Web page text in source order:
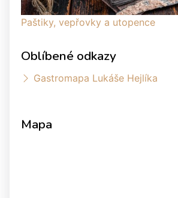
Paštiky, vepřovky a utopence
Oblíbené odkazy
Gastromapa Lukáše Hejlíka
Mapa